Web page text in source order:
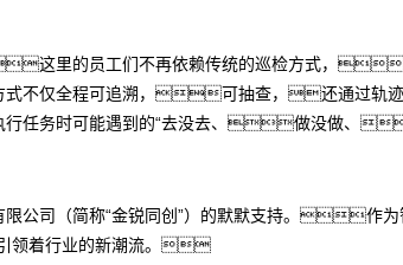
这里的员工们不再依赖传统的巡检方式，
不仅全程可追溯，可抽查，还通过轨
行任务时可能遇到的“去没去、做没做、
公司（简称“金锐同创”）的默默支持。作
领着行业的新潮流。